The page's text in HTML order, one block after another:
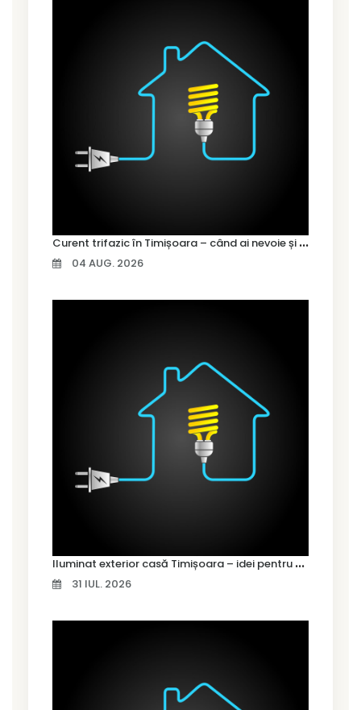
C
urent trifazic în Timișoara – când ai nevoie și cum îl alegi
04 AUG. 2026
I
luminat exterior casă Timișoara – idei pentru siguranță și confort
31 IUL. 2026